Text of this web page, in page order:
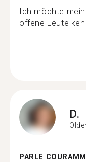
Ich möchte
offene Leute
D.
PARLE